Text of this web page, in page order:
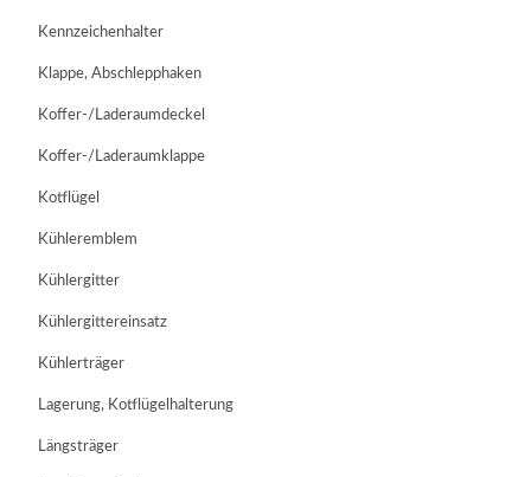
Kennzeichenhalter
Klappe, Abschlepphaken
Koffer-/Laderaumdeckel
Koffer-/Laderaumklappe
Kotflügel
Kühleremblem
Kühlergitter
Kühlergittereinsatz
Kühlerträger
Lagerung, Kotflügelhalterung
Längsträger